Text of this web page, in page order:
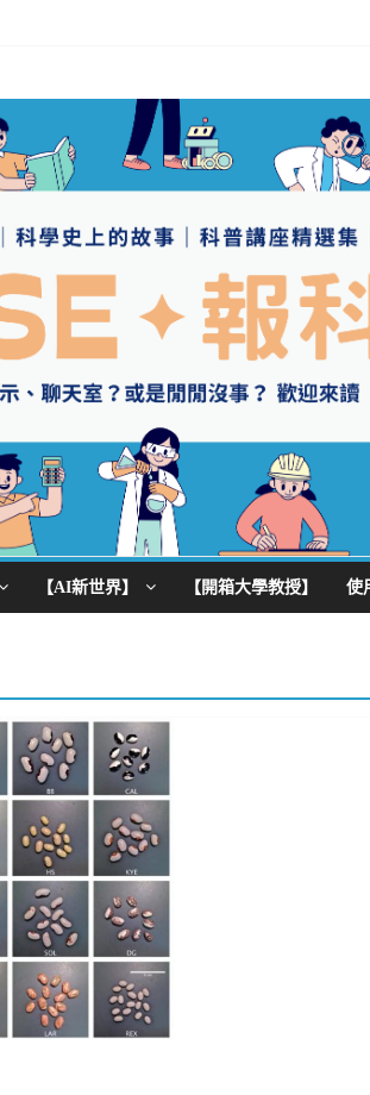
【AI新世界】 【開箱大學教授】 使